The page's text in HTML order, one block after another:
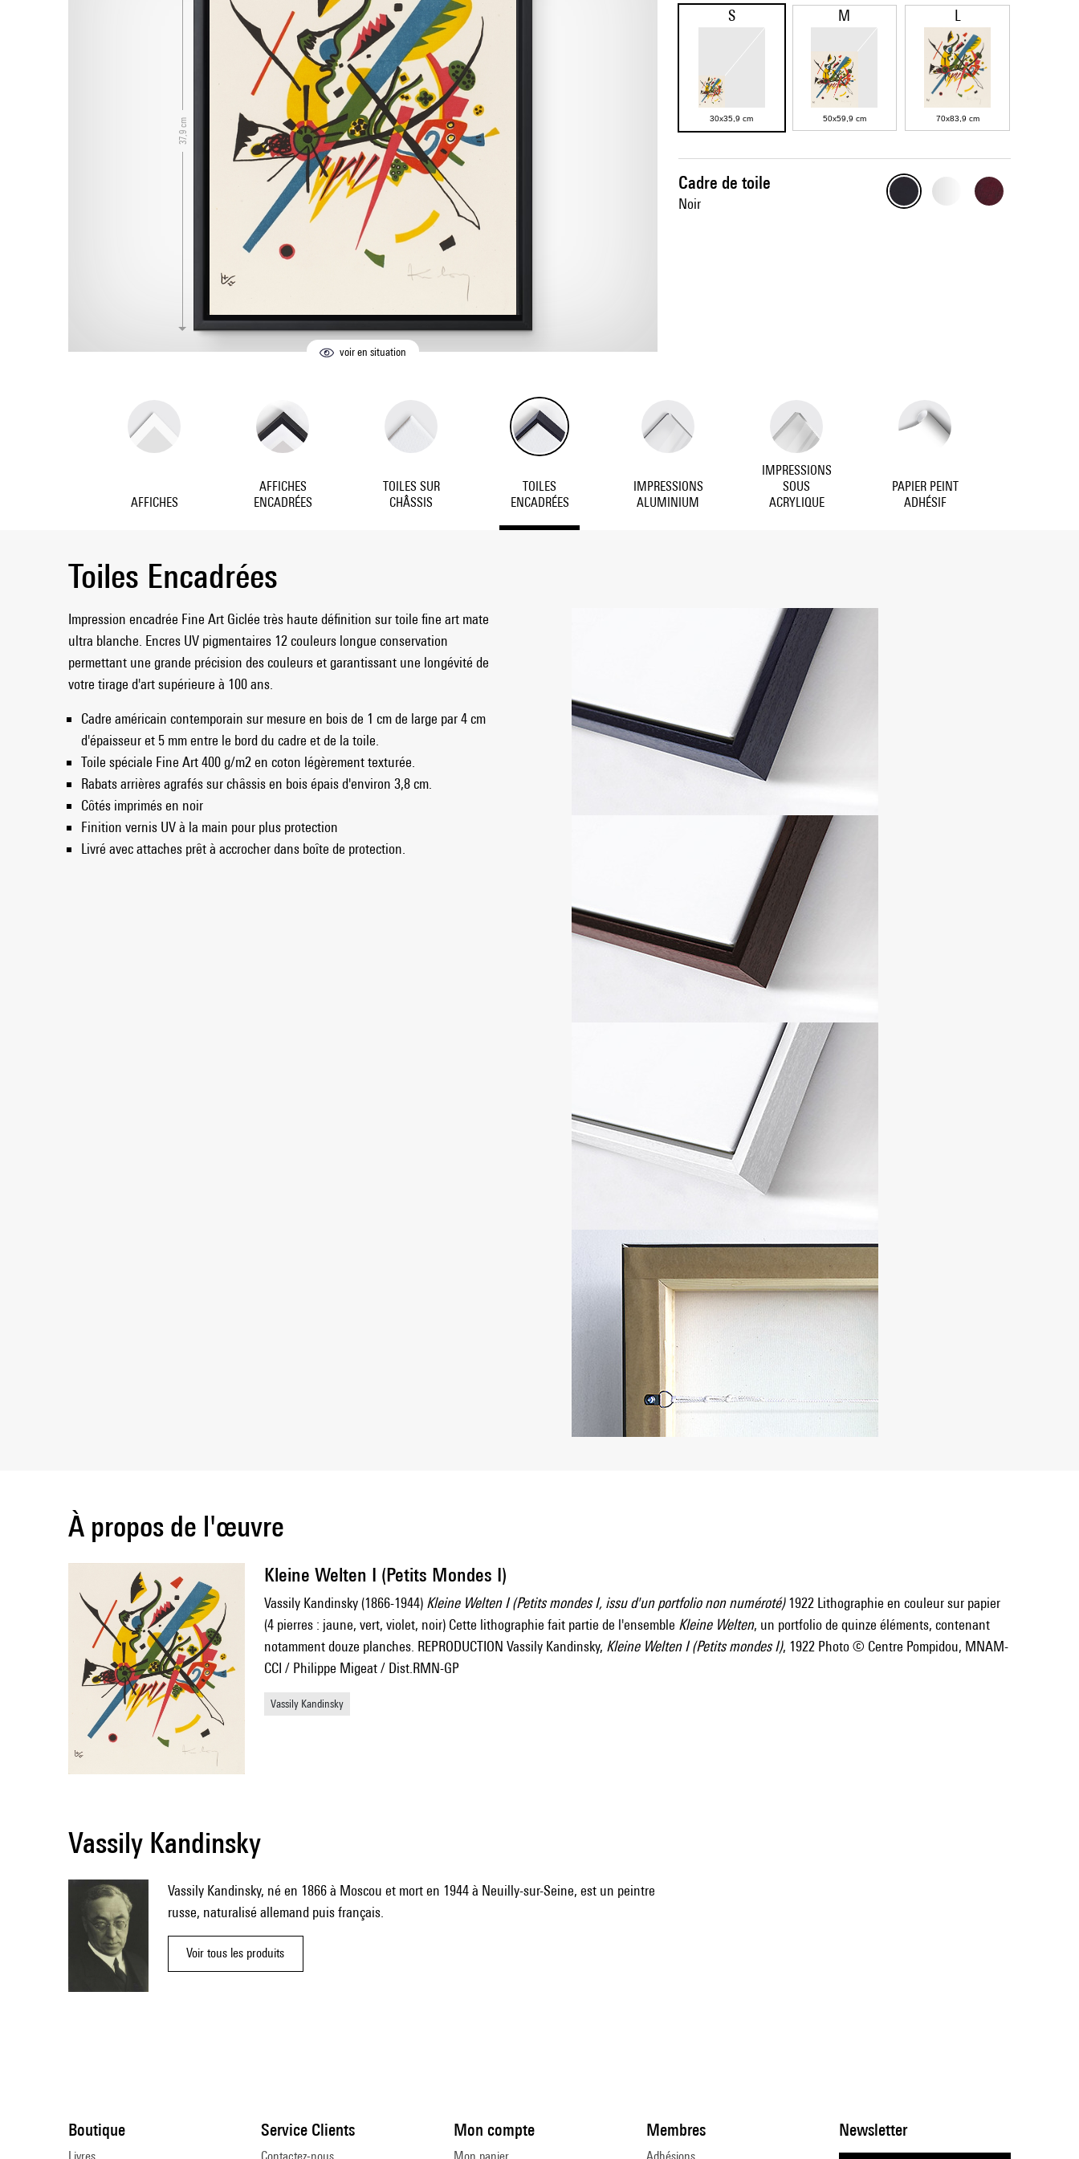
37,9 cm
voir en situation
Cadre de toile
Noir
S
30x35,9 cm
M
50x59,9 cm
L
70x83,9 cm
AFFICHES
AFFICHES
ENCADRÉES
TOILES SUR
CHÂSSIS
TOILES
ENCADRÉES
IMPRESSIONS
ALUMINIUM
IMPRESSIONS
SOUS
ACRYLIQUE
PAPIER PEINT
ADHÉSIF
Toiles Encadrées
Impression encadrée Fine Art Giclée très haute définition sur toile fine art mate
ultra blanche. Encres UV pigmentaires 12 couleurs longue conservation
permettant une grande précision des couleurs et garantissant une longévité de
votre tirage d'art supérieure à 100 ans.
Cadre américain contemporain sur mesure en bois de 1 cm de large par 4 cm
d'épaisseur et 5 mm entre le bord du cadre et de la toile.
Toile spéciale Fine Art 400 g/m2 en coton légèrement texturée.
Rabats arrières agrafés sur châssis en bois épais d'environ 3,8 cm.
Côtés imprimés en noir
Finition vernis UV à la main pour plus protection
Livré avec attaches prêt à accrocher dans boîte de protection.
À propos de l'œuvre
Kleine Welten I (Petits Mondes I)
Vassily Kandinsky (1866-1944) Kleine Welten I (Petits mondes I, issu d'un portfolio non numéroté)1922 Lithographie en couleur sur papier
(4 pierres : jaune, vert, violet, noir) Cette lithographie fait partie de l'ensemble Kleine Welten, un portfolio de quinze éléments, contenant
notamment douze planches. REPRODUCTION Vassily Kandinsky, Kleine Welten I (Petits mondes I), 1922 Photo © Centre Pompidou, MNAM-
CCI / Philippe Migeat / Dist.RMN-GP
Vassily Kandinsky
Vassily Kandinsky
Vassily Kandinsky, né en 1866 à Moscou et mort en 1944 à Neuilly-sur-Seine, est un peintre
russe, naturalisé allemand puis français.
Voir tous les produits
Boutique Newsletter
Service Clients Mon compte Membres